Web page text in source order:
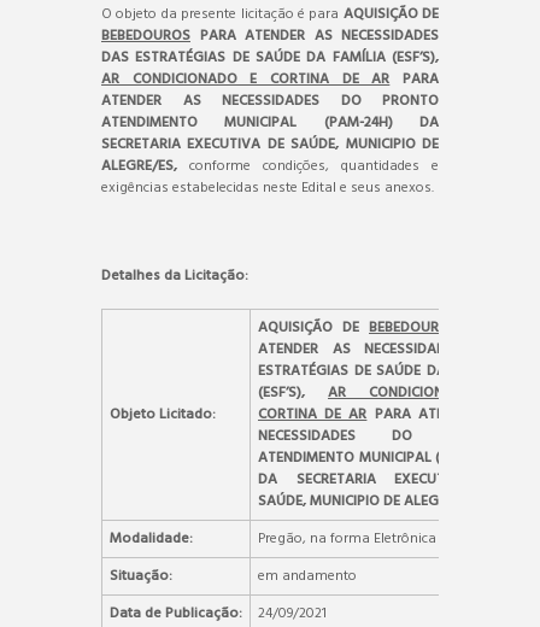
O objeto da presente licitação é para AQUISIÇÃO DE
BEBEDOUROS PARA ATENDER AS NECESSIDADES
DAS ESTRATÉGIAS DE SAÚDE DA FAMÍLIA (ESF’S),
AR CONDICIONADO E CORTINA DE ARPARA
ATENDER AS NECESSIDADES DO PRONTO
ATENDIMENTO MUNICIPAL (PAM-24H) DA
SECRETARIA EXECUTIVA DE SAÚDE, MUNICIPIO DE
ALEGRE/ES, conforme condições, quantidades e
exigências estabelecidas neste Edital e seus anexos.
Detalhes da Licitação:
Objeto Licitado:
AQUISIÇÃO DE BEBEDOUROS
ATENDER AS NECESSIDADES DAS
ESTRATÉGIAS DE SAÚDE DA FAMÍLIA
(ESF’S), AR CONDICIONADO E
CORTINA DE ARPARA ATENDER AS
NECESSIDADES DO PRONTO
ATENDIMENTO MUNICIPAL (PAM-24H)
DA SECRETARIA EXECUTIVA DE
SAÚDE, MUNICIPIO DE ALEGRE/ES.
Modalidade:
Pregão, na forma Eletrônica
Situação:
em andamento
Data de Publicação:
24/09/2021